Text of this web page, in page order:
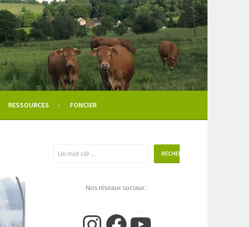
RESSOURCES FONCIER
Rechercher RECHERCHER
Nos réseaux sociaux :